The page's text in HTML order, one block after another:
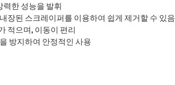
한 성능을 발휘
장된 스크레이퍼를 이용하여 쉽게 제거할 수 있음
적으며, 이동이 편리
방지하여 안정적인 사용